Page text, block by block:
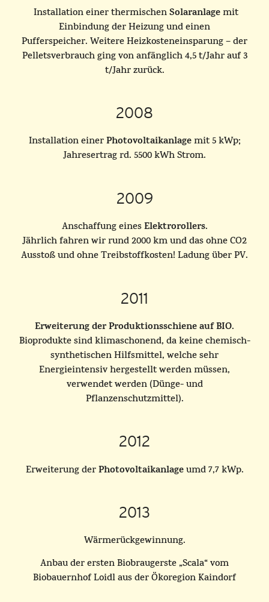
Installation einer thermischenSolaranlagemit
Einbindung der Heizung und einen
Pufferspeicher. Weitere Heizkosteneinsparung – der
Pelletsverbrauch ging von anfänglich 4,5 t/Jahr auf 3
t/Jahr zurück.
2008
Installation einerPhotovoltaikanlagemit 5 kWp;
Jahresertrag rd. 5500 kWh Strom.
2009
Anschaffung einesElektrorollers.
Jährlich fahren wir rund 2000 km und das ohne CO2
Ausstoß und ohne Treibstoffkosten! Ladung über PV.
2011
Erweiterung der Produktionsschiene auf BIO.
Bioprodukte sind klimaschonend, da keine chemisch-
synthetischen Hilfsmittel, welche sehr
Energieintensiv hergestellt werden müssen,
verwendet werden (Dünge- und
Pflanzenschutzmittel).
2012
Erweiterung derPhotovoltaikanlageumd 7,7 kWp.
2013
Wärmerückgewinnung.
Anbau der ersten Biobraugerste „Scala“ vom
Biobauernhof Loidl aus der Ökoregion Kaindorf